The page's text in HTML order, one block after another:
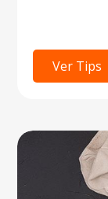
Ver Tips